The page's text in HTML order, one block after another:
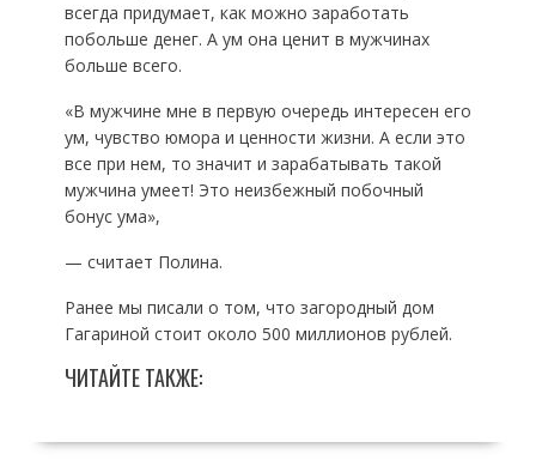
всегда придумает, как можно заработать
побольше денег. А ум она ценит в мужчинах
больше всего.
«В мужчине мне в первую очередь интересен его
ум, чувство юмора и ценности жизни. А если это
все при нем, то значит и зарабатывать такой
мужчина умеет! Это неизбежный побочный
бонус ума»,
— считает Полина.
Ранее мы писали о том, что загородный дом
Гагариной стоит около 500 миллионов рублей.
ЧИТАЙТЕ ТАКЖЕ: